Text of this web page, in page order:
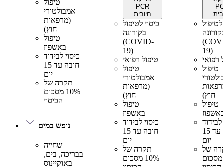
טיפול
אמבולטורי
(מרפאות
חוץ)
טיפול
באשפוז
כיסוי לבידוד
חובה עד 15
יום
תקרה של
10% מסכום
הכיסוי
נופש במים
שחייה
בבריכה, בים,
באוקיינוס
PCR
חיובית
כיסוי לטיפול
בקורונה
(COVID-
19)
טיפול רפואי
טיפול
אמבולטורי
(מרפאות
חוץ)
טיפול
באשפוז
כיסוי לבידוד
חובה עד 15
יום
תקרה של
10% מסכום
לטיפול
19)
רפואי
טיפול
חוץ)
טיפול
לבידוד
חובה עד 15
יום
של
מסכום